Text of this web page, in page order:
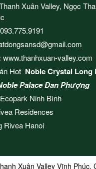
Xuân Valley, Ngọc
093.775.9191
www.thanhxuan-valley.com
Hot Noble Crystal Long
Palace Đan Phượng
Ninh Bình
Residences
Rivea Hanoi
Xuân Valley Vĩnh Phúc.